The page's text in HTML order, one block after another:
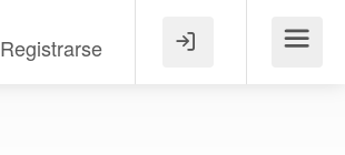
Registrarse Menú